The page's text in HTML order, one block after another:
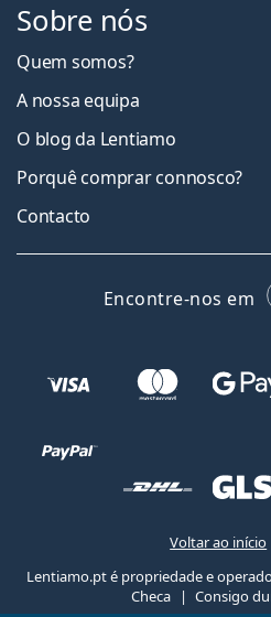
Sobre nós
Quem somos?
A nossa equipa
O blog da Lentiamo
Porquê comprar connosco?
Contacto
Encontre-nos em
Voltar ao início
Lentiamo.pt é propriedade e
Checa
Consigo